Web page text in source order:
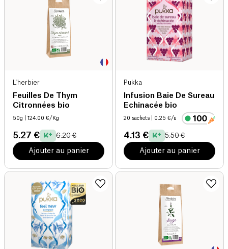
L'herbier
Feuilles De Thym
Citronnées bio
50g | 124.00 €/Kg
5.27 € 6.20 €
Ajouter au panier
Pukka
Infusion Baie De Sureau
Echinacée bio
20 sachets | 0.25 €/u
4.13 € 5.50 €
Ajouter au panier